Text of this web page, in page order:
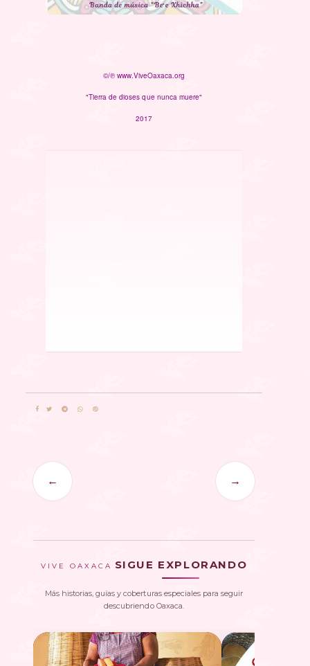
©/℗ www.ViveOaxaca.org
"Tierra de dioses que nunca muere"
2017
← →
VIVE OAXACA SIGUE EXPLORANDO
Más historias, guías y coberturas especiales para seguir
descubriendo Oaxaca.